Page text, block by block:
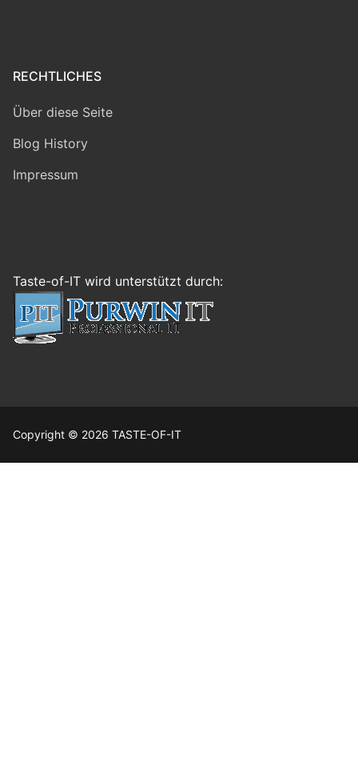
RECHTLICHES
Über diese Seite
Blog History
Impressum
Taste-of-IT wird unterstützt durch:
Copyright © 2026 TASTE-OF-IT